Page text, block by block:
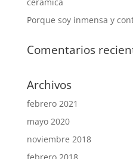
Porque soy inmensa y
Comentarios
Archivos
febrero 2021
mayo 2020
noviembre 2018